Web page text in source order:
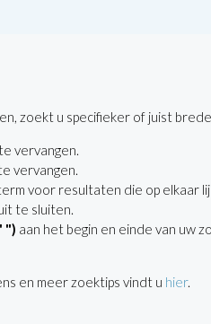
zoekt u specifieker of juist
vervangen.
vervangen.
voor resultaten die op elkaar
te sluiten.
") aan het begin en einde van uw
en meer zoektips vindt u hier.